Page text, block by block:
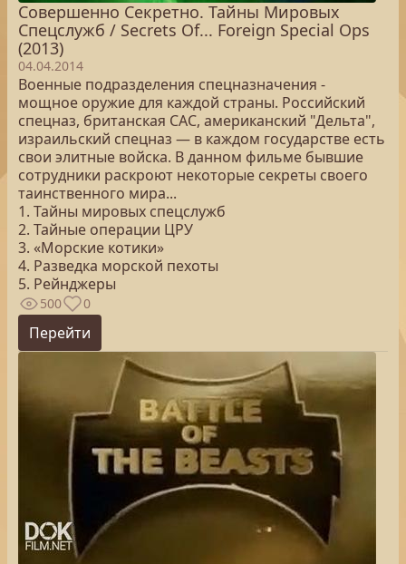
Совершенно Секретно. Тайны Мировых
Спецслужб / Secrets Of... Foreign Special Ops
(2013)
04.04.2014
Военные подразделения спецназначения -
мощное оружие для каждой страны. Российский
спецназ, британская САС, американский "Дельта",
израильский спецназ — в каждом государстве есть
свои элитные войска. В данном фильме бывшие
сотрудники раскроют некоторые секреты своего
таинственного мира...
1. Тайны мировых спецслужб
2. Тайные операции ЦРУ
3. «Морские котики»
4. Разведка морской пехоты
5. Рейнджеры
500 0
Перейти